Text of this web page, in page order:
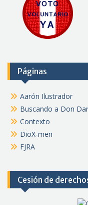
Páginas
Aarón Ilustrador
Buscando a Don
Contexto
DioX-men
FJRA
Cesión de